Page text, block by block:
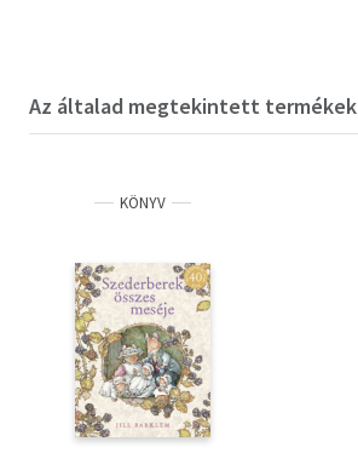
Az általad megtekintett termékek
KÖNYV